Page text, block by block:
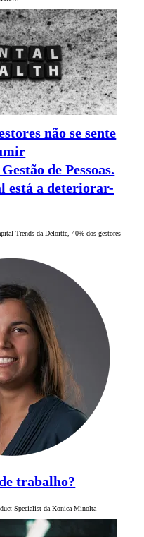
não se sente
de Pessoas.
está a deteriorar-
Trends da Deloitte, 40% dos gestores
trabalho?
Specialist da Konica Minolta